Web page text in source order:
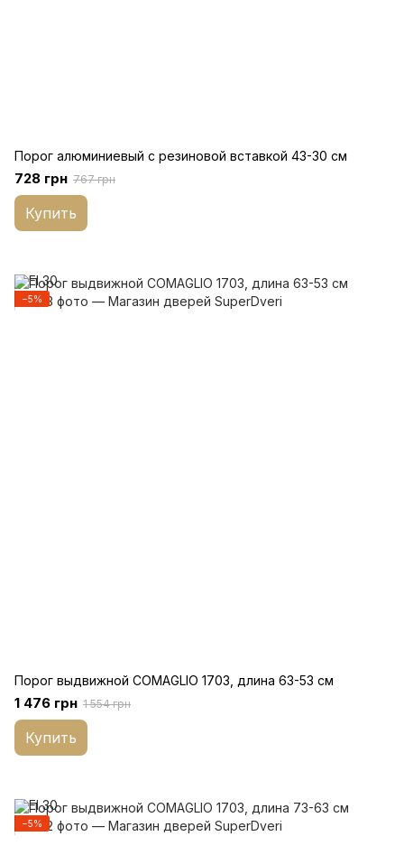
Порог алюминиевый с резиновой вставкой 43-30 см
728 грн 767 грн
Купить
−5%
Порог выдвижной COMAGLIO 1703, длина 63-53 см
1 476 грн 1 554 грн
Купить
−5%